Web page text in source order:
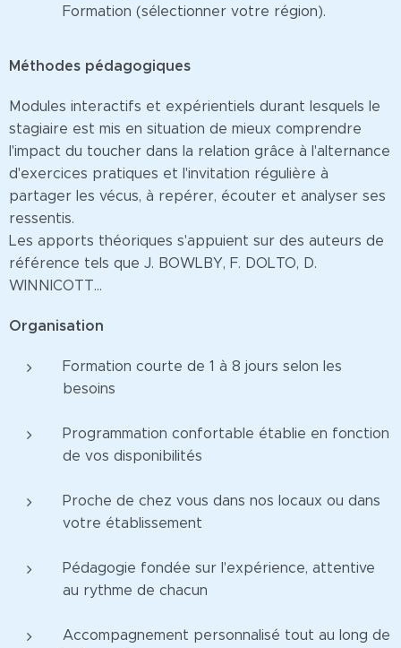
Formation (sélectionner votre région).
Méthodes pédagogiques
Modules interactifs et expérientiels durant lesquels le
stagiaire est mis en situation de mieux comprendre
l'impact du toucher dans la relation grâce à l'alternance
d'exercices pratiques et l'invitation régulière à
partager les vécus, à repérer, écouter et analyser ses
ressentis.
Les apports théoriques s'appuient sur des auteurs de
référence tels que J. BOWLBY, F. DOLTO, D.
WINNICOTT...
Organisation
Formation courte de 1 à 8 jours selon les
besoins
Programmation confortable établie en fonction
de vos disponibilités
Proche de chez vous dans nos locaux ou dans
votre établissement
Pédagogie fondée sur l'expérience, attentive
au rythme de chacun
Accompagnement personnalisé tout au long de